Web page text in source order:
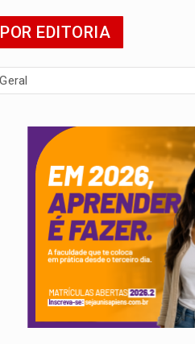
POR EDITORIA